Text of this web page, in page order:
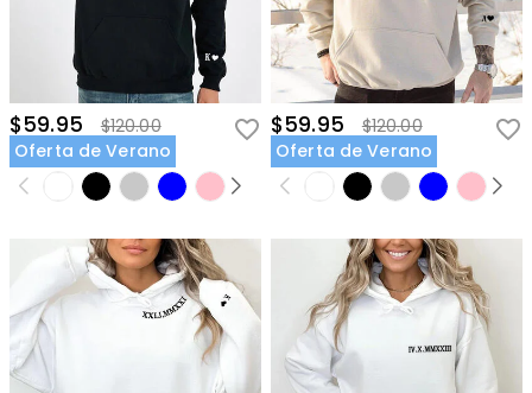
$59.95
$120.00
Oferta de Verano
$59.95
$120.00
Oferta de Verano